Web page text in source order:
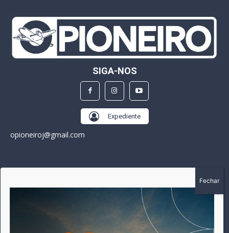
SIGA-NOS
Expediente
opioneiroj@gmail.com
A história do Pioneiro inicia em fevereiro de 2005 em
Canarana - MT, na época, como um jornal impresso semanal,
que chegou a possuir mil assinantes. Durante 15 anos, foram
publicadas 691 edições que narraram os acontecimentos